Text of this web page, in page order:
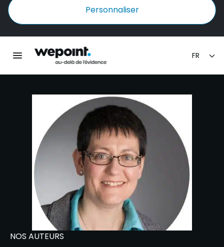
Personnaliser
Ouvrir la navigation principale
NOS AUTEURS